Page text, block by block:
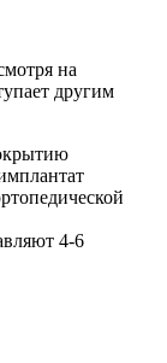
на
другим
4-6